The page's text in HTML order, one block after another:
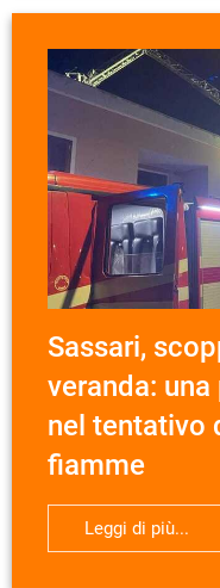
Sassari,
veranda:
nel tentativo
fiamme
Leggi di più...